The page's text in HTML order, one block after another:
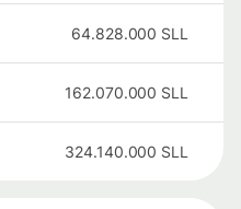
64.828.000 SLL
162.070.000 SLL
324.140.000 SLL